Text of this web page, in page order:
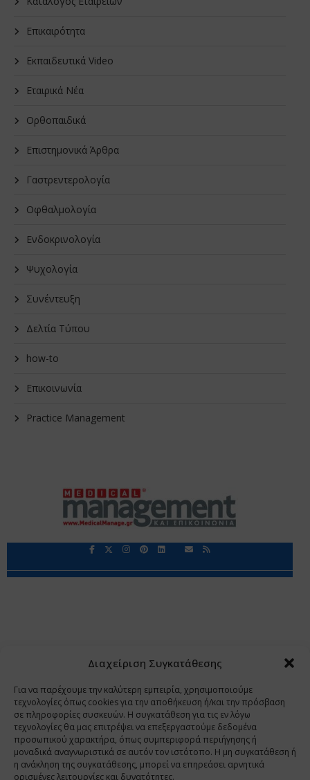
Διαχείριση Συγκατάθεσης
Για να παρέχουμε την καλύτερη εμπειρία, χρησιμοποιούμε
τεχνολογίες όπως cookies για την αποθήκευση ή/και την πρόσβαση
σε πληροφορίες συσκευών. Η συγκατάθεση για τις εν λόγω
τεχνολογίες θα μας επιτρέψει να επεξεργαστούμε δεδομένα
προσωπικού χαρακτήρα, όπως συμπεριφορά περιήγησης ή
μοναδικά αναγνωριστικά σε αυτόν τον ιστότοπο. Η μη συγκατάθεση ή
η ανάκληση της συγκατάθεσης, μπορεί να επηρεάσει αρνητικά
ορισμένες λειτουργίες και δυνατότητες.
Επικαιρότητα
Εκπαιδευτικά Video
Εταιρικά Νέα
Oρθοπαιδικά
Επιστημονικά Άρθρα
Γαστρεντερολογία
Οφθαλμολογία
Ενδοκρινολογία
Ψυχολογία
Συνέντευξη
Δελτία Τύπου
how-to
Επικοινωνία
Practice Management
Copyright 2009 - 2026 © Χαραμή Α.Ε.
www.PharmaManage.gr • www.HealthExpo.gr • www.YO.gr
•
www.GreekShares.com • www.eLearning-
PharmaManage.gr • www.Charami-SA.gr